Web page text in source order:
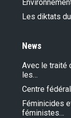
Les diktats
News
Avec le traité
les…
Centre
Féminicides
féministes…